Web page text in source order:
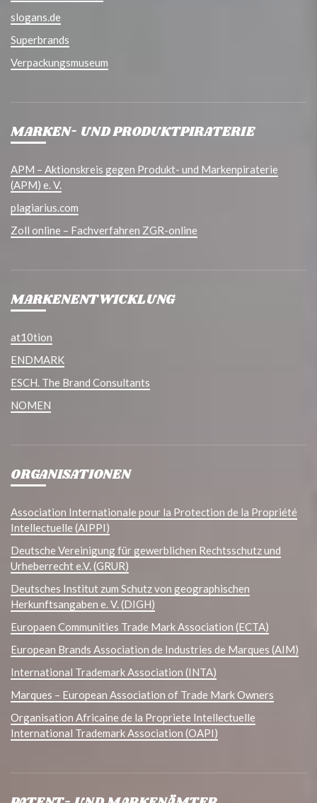
slogans.de
Superbrands
Verpackungsmuseum
MARKEN- UND PRODUKTPIRATERIE
APM – Aktionskreis gegen Produkt- und Markenpiraterie
(APM) e. V.
plagiarius.com
Zoll online – Fachverfahren ZGR-online
MARKENENTWICKLUNG
at10tion
ENDMARK
ESCH. The Brand Consultants
NOMEN
ORGANISATIONEN
Association Internationale pour la Protection de la Propriété
Intellectuelle (AIPPI)
Deutsche Vereinigung für gewerblichen Rechtsschutz und
Urheberrecht e.V. (GRUR)
Deutsches Institut zum Schutz von geographischen
Herkunftsangaben e. V. (DIGH)
Europaen Communities Trade Mark Association (ECTA)
European Brands Association de Industries de Marques (AIM)
International Trademark Association (INTA)
Marques – European Association of Trade Mark Owners
Organisation Africaine de la Propriete Intellectuelle
International Trademark Association (OAPI)